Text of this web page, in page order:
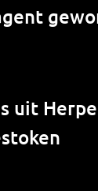
uit